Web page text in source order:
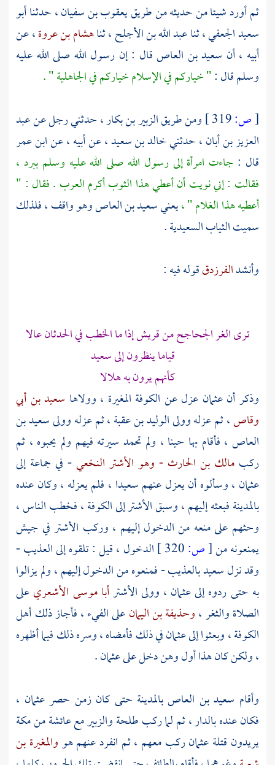
ثم أورد شيئا من حديثه من طريقيعقوب بن سفيان، حدثناأبو
سعيد الجعفي، ثناعبد الله بن الأجلح، ثناهشام بن عروة، عن
أبيه ، أن سعيد بن العاصقال : إن رسول الله صلى الله عليه
وسلم قال :" خياركم في الإسلام خياركم في الجاهلية " .
[ص: ومن طريقالزبير بن بكار، حدثني رجل عنعبد
العزيز بن أبان، حدثنيخالد بن سعيد، عن أبيه ، عنابن عمر
قال : جاءت امرأة إلى رسول الله صلى الله عليه وسلم ببرد ،
فقالت : إني نويت أن أعطي هذا الثوب أكرم العرب . فقال : "
أعطيه هذا الغلام " ،يعنيسعيد بن العاصوهو واقف ، فلذلك
سميت الثياب السعيدية .
وأنشدالفرزدققوله فيه :
ترى الغر الجحاجح منقريشإذا ما الخطب في الحدثان عالا
قياما ينظرون إلى سعيد
كأنهم يرون به هلالا
وذكر أنعثمان عزل عن الكوفة المغيرة ، وولاها سعيد بن أبي
وقاص، ثم عزله وولىالوليد بن عقبة، ثم عزله وولىسعيد بن
العاص ، فأقام بها حينا ، ولم تحمد سيرته فيهم ولم يحبوه ، ثم
ركبمالك بن الحارث - وهو الأشتر النخعي- في جماعة إلى
عثمان ، وسألوه أن يعزل عنهمسعيدا ، فلم يعزله ، وكان عنده
بالمدينةفبعثه إليهم ، وسبقالأشترإلىالكوفة، فخطب الناس ،
وحثهم على منعه من الدخول إليهم ، وركب الأشترفي جيش
يمنعونه من[ص: الدخول ، قيل : تلقوه إلىالعذيب-
وقد نزلسعيدبالعذيب- فمنعوه من الدخول إليهم ، ولم يزالوا
به حتى ردوه إلىعثمان ، وولىالأشترأبا موسى الأشعريعلى
الصلاة والثغر ،وحذيفة بن اليمانعلى الفيء ، فأجاز ذلكأهل
الكوفة، وبعثوا إلىعثمانفي ذلك فأمضاه ، وسره ذلك فيما أظهره
، ولكن كان هذا أول وهن دخل علىعثمان.
وأقام سعيد بن العاصبالمدينة حتى كان زمن حصرعثمان ،
فكان عنده بالدار ، ثم لما ركبطلحةوالزبيرمععائشةمنمكة
يريدون قتلةعثمانركب معهم ، ثم انفرد عنهم هووالمغيرة بن